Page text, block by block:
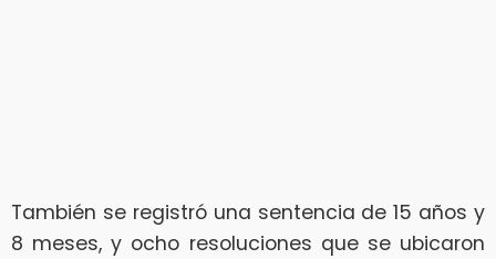
También se registró una sentencia de 15 años y
8 meses, y ocho resoluciones que se ubicaron